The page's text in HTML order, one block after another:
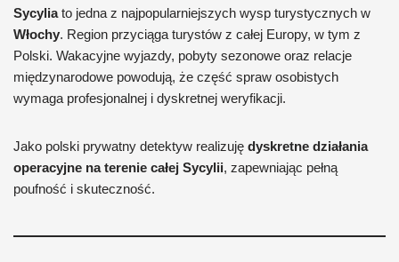
Sycyliato jedna z najpopularniejszych wysp turystycznych w
Włochy. Region przyciąga turystów z całej Europy, w tym z
Polski. Wakacyjne wyjazdy, pobyty sezonowe oraz relacje
międzynarodowe powodują, że część spraw osobistych
wymaga profesjonalnej i dyskretnej weryfikacji.
Jako polski prywatny detektyw realizuję dyskretne działania
operacyjne na terenie całej Sycylii, zapewniając pełną
poufność i skuteczność.